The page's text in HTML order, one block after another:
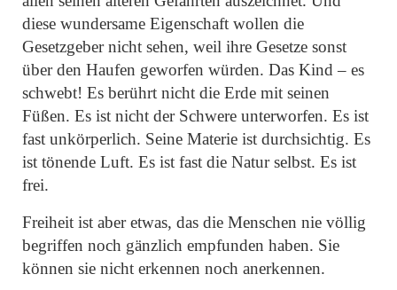
diese wundersame Eigenschaft wollen die
Gesetzgeber nicht sehen, weil ihre Gesetze sonst
über den Haufen geworfen würden. Das Kind – es
schwebt! Es berührt nicht die Erde mit seinen
Füßen. Es ist nicht der Schwere unterworfen. Es ist
fast unkörperlich. Seine Materie ist durchsichtig. Es
ist tönende Luft. Es ist fast die Natur selbst. Es ist
frei.
Freiheit ist aber etwas, das die Menschen nie völlig
begriffen noch gänzlich empfunden haben. Sie
können sie nicht erkennen noch anerkennen.